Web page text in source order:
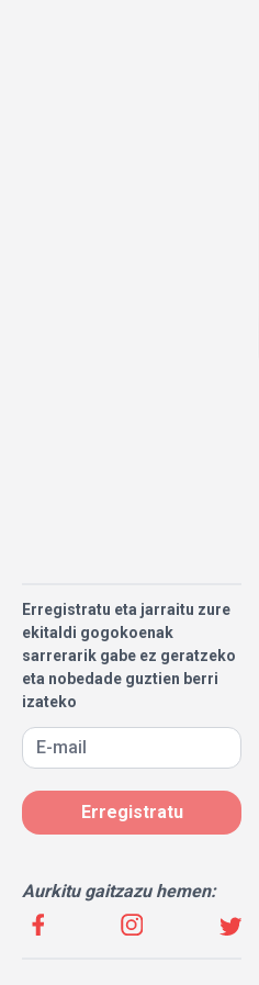
Erregistratu eta jarraitu zure
ekitaldi gogokoenak
sarrerarik gabe ez geratzeko
eta nobedade guztien berri
izateko
Erregistratu
Aurkitu gaitzazu hemen: